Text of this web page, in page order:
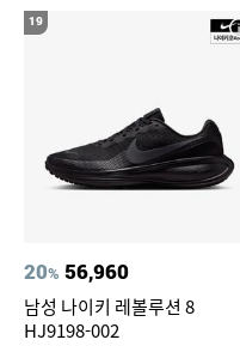
19
20% 56,960
남성 나이키 레볼루션 8
HJ9198-002